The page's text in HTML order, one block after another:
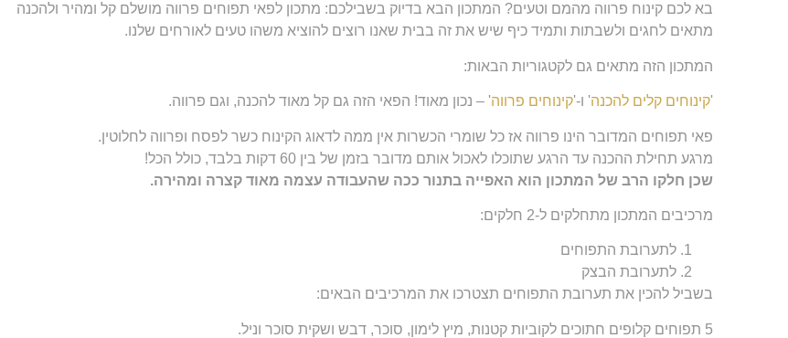
בא לכם קינוח פרווה מהמם וטעים? המתכון הבא בדיוק בשבילכם: מתכון לפאי תפוחים פרווה מושלם קל ומהיר ולהכנה
מתאים לחגים ולשבתות ותמיד כיף שיש את זה בבית שאנו רוצים להוציא משהו טעים לאורחים שלנו.
המתכון הזה מתאים גם לקטגוריות הבאות:
'קינוחים קלים להכנה' ו-'קינוחים פרווה' – נכון מאוד! הפאי הזה גם קל מאוד להכנה, וגם פרווה.
פאי תפוחים המדובר הינו פרווה אז כל שומרי הכשרות אין ממה לדאוג הקינוח כשר לפסח ופרווה לחלוטין.
מרגע תחילת ההכנה עד הרגע שתוכלו לאכול אותם מדובר בזמן של בין 60 דקות בלבד, כולל הכל!
שכן חלקו הרב של המתכון הוא האפייה בתנור ככה שהעבודה עצמה מאוד קצרה ומהירה.
מרכיבים המתכון מתחלקים ל-2 חלקים:
לתערובת התפוחים
לתערובת הבצק
בשביל להכין את תערובת התפוחים תצטרכו את המרכיבים הבאים:
5 תפוחים קלופים חתוכים לקוביות קטנות, מיץ לימון, סוכר, דבש ושקית סוכר וניל.